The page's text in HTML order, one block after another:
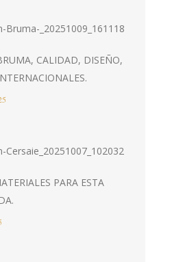
CALIDAD, DISEÑO,
PARA ESTA